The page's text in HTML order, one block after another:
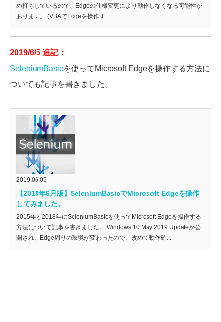
め打ちしているので、Edgeの仕様変更により動作しなくなる可能性が
あります。 (VBAでEdgeを操作す...
2019/6/5 追記：
SeleniumBasicを使ってMicrosoft Edgeを操作する方法に
ついても記事を書きました。
2019.06.05
【2019年6月版】SeleniumBasicでMicrosoft Edgeを操作
してみました。
2015年と2018年にSeleniumBasicを使ってMicrosoft Edgeを操作する
方法について記事を書きました。 Windows 10 May 2019 Updateが公
開され、Edge周りの環境が変わったので、改めて動作確...